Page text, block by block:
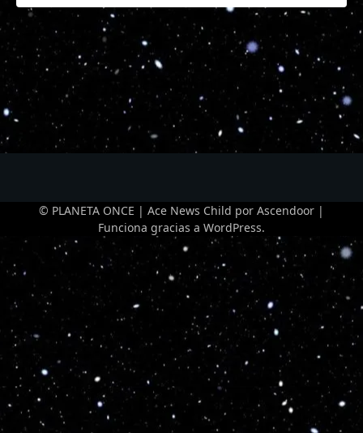
© PLANETA ONCE | Ace News Child por Ascendoor |
Funciona gracias a WordPress.